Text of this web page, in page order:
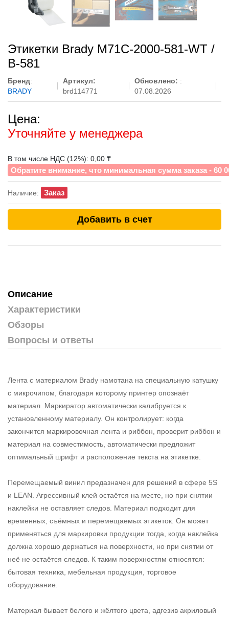
Этикетки Brady M71C-2000-581-WT /
B-581
Бренд:
BRADY
Артикул:
brd114771
Обновлено: :
07.08.2026
Цена:
Уточняйте у менеджера
В том числе НДС (12%): 0,00 ₸
Обратите внимание, что минимальная сумма заказа - 60
Наличие: Заказ
Добавить в счет
Описание
Характеристики
Обзоры
Вопросы и ответы
Лента с материалом Brady намотана на специальную катушку
с микрочипом, благодаря которому принтер опознаёт
материал. Маркиратор автоматически калибруется к
установленному материалу. Он контролирует: когда
закончится маркировочная лента и риббон, проверит риббон и
материал на совместимость, автоматически предложит
оптимальный шрифт и расположение текста на этикетке.
Перемещаемый винил предазначен для решений в сфере 5S
и LEAN. Агрессивный клей остаётся на месте, но при снятии
наклейки не оставляет следов. Материал подходит для
временных, съёмных и перемещаемых этикеток. Он может
применяться для маркировки продукции тогда, когда наклейка
должна хорошо держаться на поверхности, но при снятии от
неё не остаётся следов. К таким поверхностям относятся:
бытовая техника, мебельная продукция, торговое
оборудование.
Материал бывает белого и жёлтого цвета, адгезив акриловый